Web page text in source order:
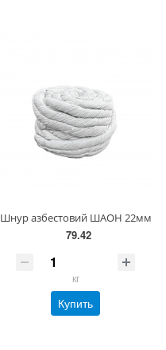
Шнур азбестовий ШАОН 22мм
79.42
кг
Купить